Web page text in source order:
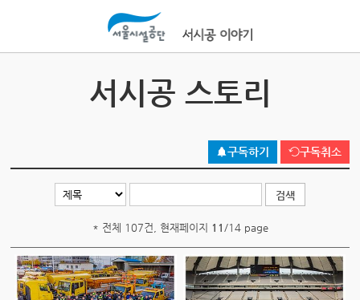
서시공 스토리
구독하기 구독취소
* 전체 107건, 현재페이지 11 /14 page